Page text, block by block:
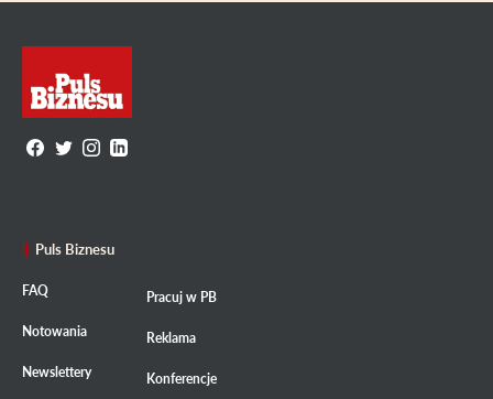
Puls Biznesu
FAQ
Notowania
Newslettery
Pracuj w PB
Reklama
Konferencje